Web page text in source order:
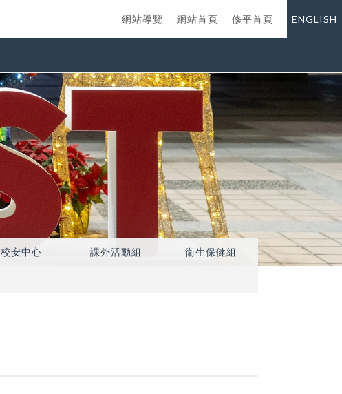
網站導覽 網站首頁 修平首頁 ENGLISH
校安中心 課外活動組 衛生保健組